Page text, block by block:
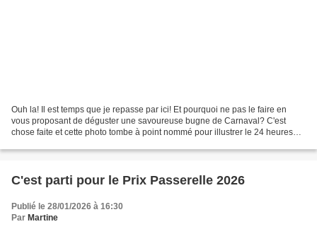
Ouh la! Il est temps que je repasse par ici! Et pourquoi ne pas le faire en
vous proposant de déguster une savoureuse bugne de Carnaval? C'est
chose faite et cette photo tombe à point nommé pour illustrer le 24 heures
C'est parti pour le Prix Passerelle 2026
Publié le 28/01/2026 à 16:30
Par Martine